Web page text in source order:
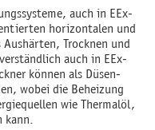
auch in EEx-
horizontalen und
Trocknen und
auch in EEx-
können als Düsen-
wobei die Beheizung
wie Thermalöl,
kann.